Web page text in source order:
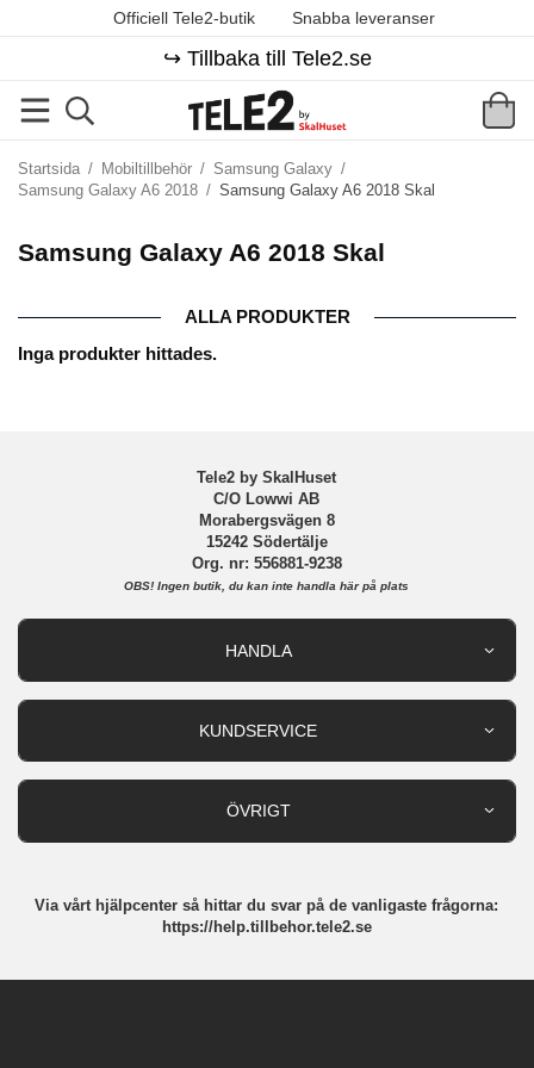
Officiell Tele2-butik Snabba leveranser
↪️ Tillbaka till Tele2.se
Startsida / Mobiltillbehör / Samsung Galaxy /
Samsung Galaxy A6 2018 / Samsung Galaxy A6 2018 Skal
Samsung Galaxy A6 2018 Skal
ALLA PRODUKTER
Inga produkter hittades.
Tele2 by SkalHuset
C/O Lowwi AB
Morabergsvägen 8
15242 Södertälje
Org. nr: 556881-9238
OBS! Ingen butik, du kan inte handla här på plats
HANDLA
KUNDSERVICE
ÖVRIGT
Integritetspolicy
Via vårt hjälpcenter så hittar du svar på de vanligaste frågorna:
https://help.tillbehor.tele2.se